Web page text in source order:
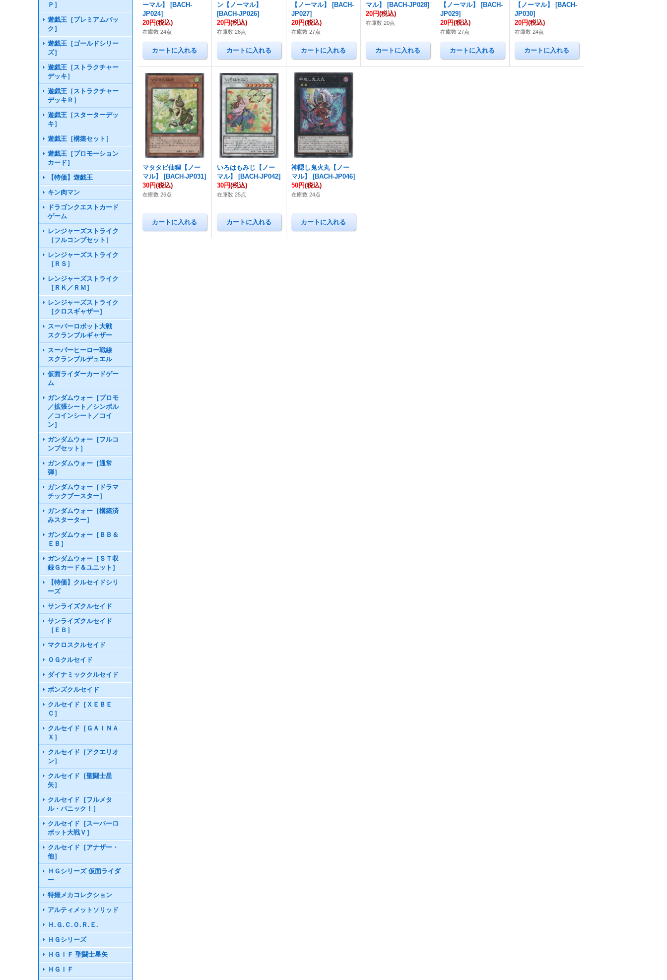
Ｐ］
遊戯王［プレミアムパッ
ク］
遊戯王［ゴールドシリー
ズ］
遊戯王［ストラクチャー
デッキ］
遊戯王［ストラクチャー
デッキＲ］
遊戯王［スターターデッ
キ］
遊戯王［構築セット］
遊戯王［プロモーション
カード］
【特価】遊戯王
キン肉マン
ドラゴンクエストカード
ゲーム
レンジャーズストライク
［フルコンプセット］
レンジャーズストライク
［ＲＳ］
レンジャーズストライク
［ＲＫ／ＲＭ］
レンジャーズストライク
［クロスギャザー］
スーパーロボット大戦
スクランブルギャザー
スーパーヒーロー戦線
スクランブルデュエル
仮面ライダーカードゲー
ム
ガンダムウォー［プロモ
／拡張シート／シンボル
／コインシート／コイ
ン］
ガンダムウォー［フルコ
ンプセット］
ガンダムウォー［通常
弾］
ガンダムウォー［ドラマ
チックブースター］
ガンダムウォー［構築済
みスターター］
ガンダムウォー［ＢＢ＆
ＥＢ］
ガンダムウォー［ＳＴ収
録Ｇカード＆ユニット］
【特価】クルセイドシリ
ーズ
サンライズクルセイド
サンライズクルセイド
［ＥＢ］
マクロスクルセイド
ＯＧクルセイド
ダイナミッククルセイド
ボンズクルセイド
クルセイド［ＸＥＢＥ
Ｃ］
クルセイド［ＧＡＩＮＡ
Ｘ］
クルセイド［アクエリオ
ン］
クルセイド［聖闘士星
矢］
クルセイド［フルメタ
ル・パニック！］
クルセイド［スーパーロ
ボット大戦Ｖ］
クルセイド［アナザー・
他］
ＨＧシリーズ 仮面ライダ
ー
特撮メカコレクション
アルティメットソリッド
Ｈ.Ｇ.Ｃ.Ｏ.Ｒ.Ｅ.
ＨＧシリーズ
ＨＧＩＦ 聖闘士星矢
ＨＧＩＦ
ーマル】
[BACH-
JP024]
20円(税込)
在庫数 24点
ン【ノーマル】
[BACH-JP026]
20円(税込)
在庫数 26点
【ノーマル】
[BACH-
JP027]
20円(税込)
在庫数 27点
マル】
[BACH-JP028]
20円(税込)
在庫数 20点
【ノーマル】
[BACH-
JP029]
20円(税込)
在庫数 27点
【ノーマル】
[BACH-
JP030]
20円(税込)
在庫数 24点
マタタビ仙狸【ノー
マル】
[BACH-JP031]
30円(税込)
在庫数 26点
いろはもみじ【ノー
マル】
[BACH-JP042]
30円(税込)
在庫数 25点
神隠し鬼火丸【ノー
マル】
[BACH-JP046]
50円(税込)
在庫数 24点